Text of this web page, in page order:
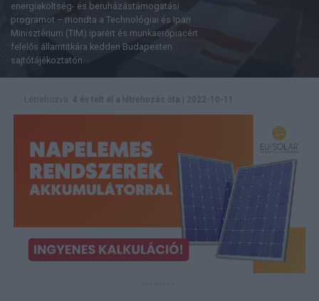
energiaköltség- és beruházástámogatási
programot – mondta a Technológiai és Ipari
Minisztérium (TIM) iparért és munkaerőpiacért
felelős államtitkára kedden Budapesten
sajtótájékoztatón.
Létrehozva: 4 év telt el a létrehozás óta 2022-10-11